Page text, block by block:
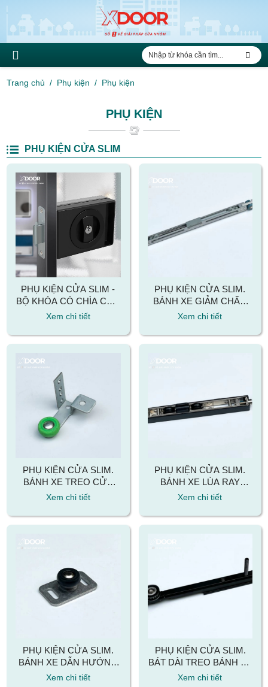
Trang chủ Phụ kiện Phụ kiện
PHỤ KIỆN
PHỤ KIỆN CỬA SLIM
PHỤ KIỆN CỬA SLIM -
BỘ KHÓA CÓ CHÌA CỬA
LÙA SLIM
Xem chi tiết
PHỤ KIỆN CỬA SLIM.
BÁNH XE GIẢM CHẤN
CỬA LÙA SLIM
Xem chi tiết
PHỤ KIỆN CỬA SLIM.
BÁNH XE TREO CỬA
LÙA SLIM
Xem chi tiết
PHỤ KIỆN CỬA SLIM.
BÁNH XE LÙA RAY
DƯỚI CỬA SLIM
Xem chi tiết
PHỤ KIỆN CỬA SLIM.
BÁNH XE DẪN HƯỚNG
DƯỚI NỀN CỬA LÙA
Xem chi tiết
PHỤ KIỆN CỬA SLIM.
BÁT DÀI TREO BÁNH XE
CÓ DÂY CUROA CHO
Xem chi tiết